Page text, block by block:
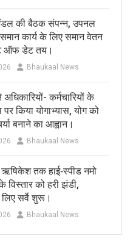
की बैठक संपन्न, उपनल
समान कार्य के लिए समान वेतन
ऑफ डेट तय।
Bhaukaal News
कर्मचारियों के
किया योगाभ्यास, योग को
बनाने का आह्वान।
Bhaukaal News
ऋषिकेश तक हाई‑स्पीड नमो
विस्तार को हरी झंडी,
सर्वे शुरू।
Bhaukaal News